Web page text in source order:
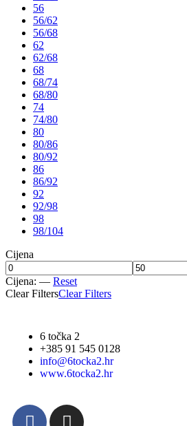
56
56/62
56/68
62
62/68
68
68/74
68/80
74
74/80
80
80/86
80/92
86
86/92
92
92/98
98
98/104
Cijena
Cijena: — Reset
Clear FiltersClear Filters
6 točka 2
+385 91 545 0128
info@6tocka2.hr
www.6tocka2.hr